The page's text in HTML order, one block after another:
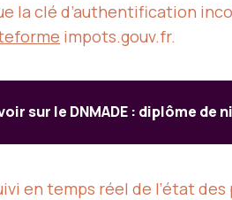
la clé d’authentification
impots.gouv.fr.
sur le DNMADE : diplôme de
en temps réel de l’état